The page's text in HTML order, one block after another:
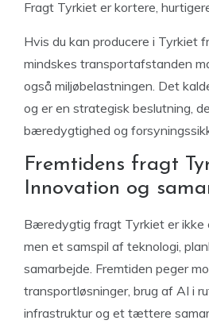
Fragt Tyrkiet er kortere,
Hvis du kan producere i Tyrkiet
mindskes transportafstanden
også miljøbelastningen. Det
og er en strategisk beslutning,
bæredygtighed og
Fremtidens fragt
Innovation og
Bæredygtig fragt Tyrkiet er ikke
men et samspil af teknologi,
samarbejde. Fremtiden peger
transportløsninger, brug af AI i
infrastruktur og et tættere